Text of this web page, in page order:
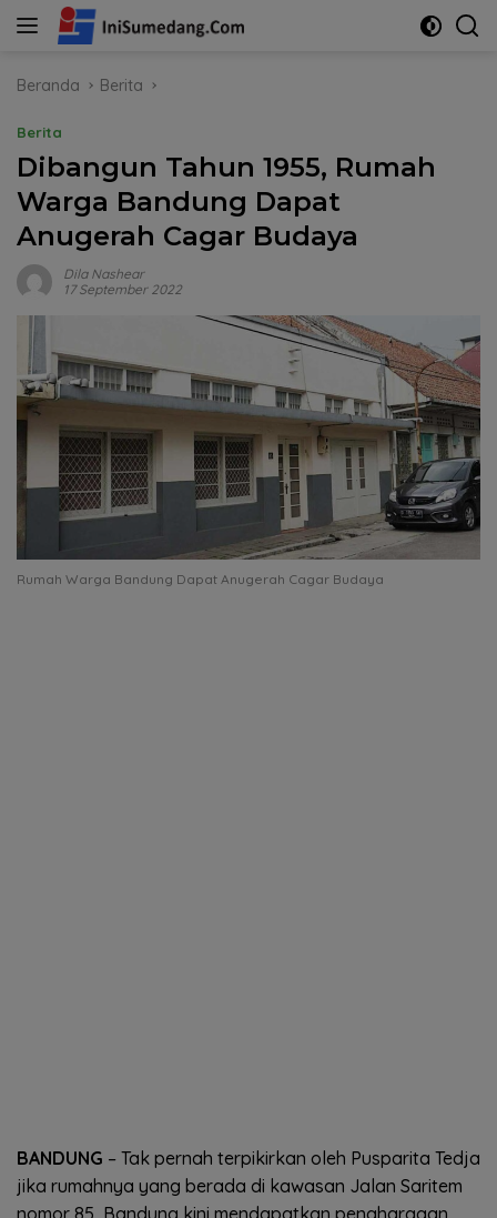
Langsung
Beranda
Berita
Berita
Dibangun Tahun 1955, Rumah
Warga Bandung Dapat
Anugerah Cagar Budaya
Dila Nashear
17 September 2022
Rumah Warga Bandung Dapat Anugerah Cagar Budaya
BANDUNG – Tak pernah terpikirkan oleh Pusparita Tedja
jika rumahnya yang berada di kawasan Jalan Saritem
nomor 85, Bandung kini mendapatkan penghargaan